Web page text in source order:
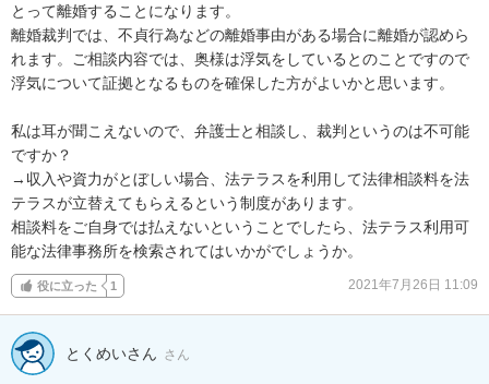
とって離婚することになります。
離婚裁判では、不貞行為などの離婚事由がある場合に離婚が認めら
れます。ご相談内容では、奥様は浮気をしているとのことですので
浮気について証拠となるものを確保した方がよいかと思います。
私は耳が聞こえないので、弁護士と相談し、裁判というのは不可能
ですか？
→収入や資力がとぼしい場合、法テラスを利用して法律相談料を法
テラスが立替えてもらえるという制度があります。
相談料をご自身では払えないということでしたら、法テラス利用可
能な法律事務所を検索されてはいかがでしょうか。
役に立った 1 2021年7月26日 11:09
とくめいさん さん